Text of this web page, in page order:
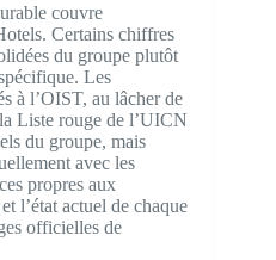
couvre
Certains chiffres
du groupe plutôt
Les
à l’OIST, au lâcher de
Liste rouge de l’UICN
du groupe, mais
avec les
propres aux
l’état actuel de chaque
officielles de